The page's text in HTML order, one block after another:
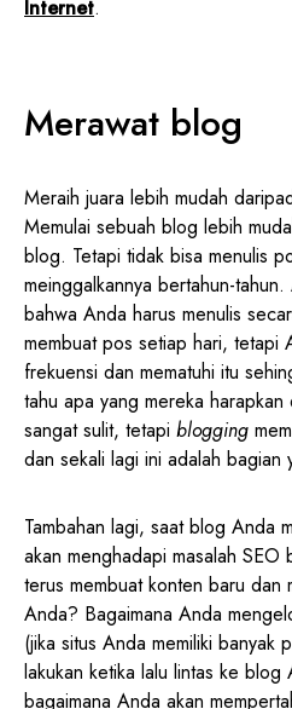
Internet.
Merawat blog
Meraih juara lebih mudah
Memulai sebuah blog lebih
blog. Tetapi tidak bisa menulis
meinggalkannya bertahun-
bahwa Anda harus menulis
membuat pos setiap hari, tetapi
frekuensi dan mematuhi itu
tahu apa yang mereka
sangat sulit, tetapi blogging
dan sekali lagi ini adalah bagian
Tambahan lagi, saat blog Anda
akan menghadapi masalah SEO
terus membuat konten baru dan
Anda? Bagaimana Anda
(jika situs Anda memiliki banyak
lakukan ketika lalu lintas ke blog
bagaimana Anda akan